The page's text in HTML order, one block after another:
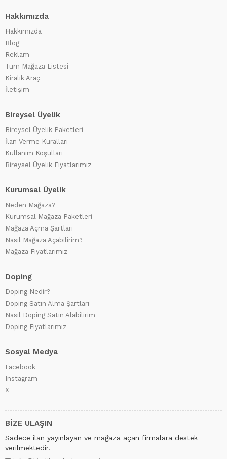
Hakkımızda
Hakkımızda
Blog
Reklam
Tüm Mağaza Listesi
Kiralık Araç
İletişim
Bireysel Üyelik
Bireysel Üyelik Paketleri
İlan Verme Kuralları
Kullanım Koşulları
Bireysel Üyelik Fiyatlarımız
Kurumsal Üyelik
Neden Mağaza?
Kurumsal Mağaza Paketleri
Mağaza Açma Şartları
Nasıl Mağaza Açabilirim?
Mağaza Fiyatlarımız
Doping
Doping Nedir?
Doping Satın Alma Şartları
Nasıl Doping Satın Alabilirim
Doping Fiyatlarımız
Sosyal Medya
Facebook
Instagram
X
BİZE ULAŞIN
Sadece ilan yayınlayan ve mağaza açan firmalara destek
verilmektedir.